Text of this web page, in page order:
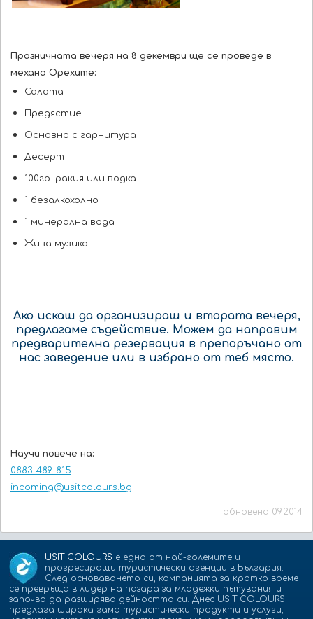
Празничната вечеря на 8 декември ще се проведе в
механа Орехите:
Салата
Предястие
Основно с гарнитура
Десерт
100гр. ракия или водка
1 безалкохолно
1 минерална вода
Жива музика
Ако искаш да организираш и втората вечеря,
предлагаме съдействие. Можем да направим
предварителна резервация в препоръчано от
нас заведение или в избрано от теб място.
Научи повече на:
0883-489-815
incoming@usitcolours.bg
обновена 09.2014
USIT COLOURS е една от най-големите и
прогресиращи туристически агенции в България.
След основаването си, компанията за кратко време
се превръща в лидер на пазара за младежки пътувания и
започва да разширява дейността си. Днес USIT COLOURS
предлага широка гама туристически продукти и услуги,